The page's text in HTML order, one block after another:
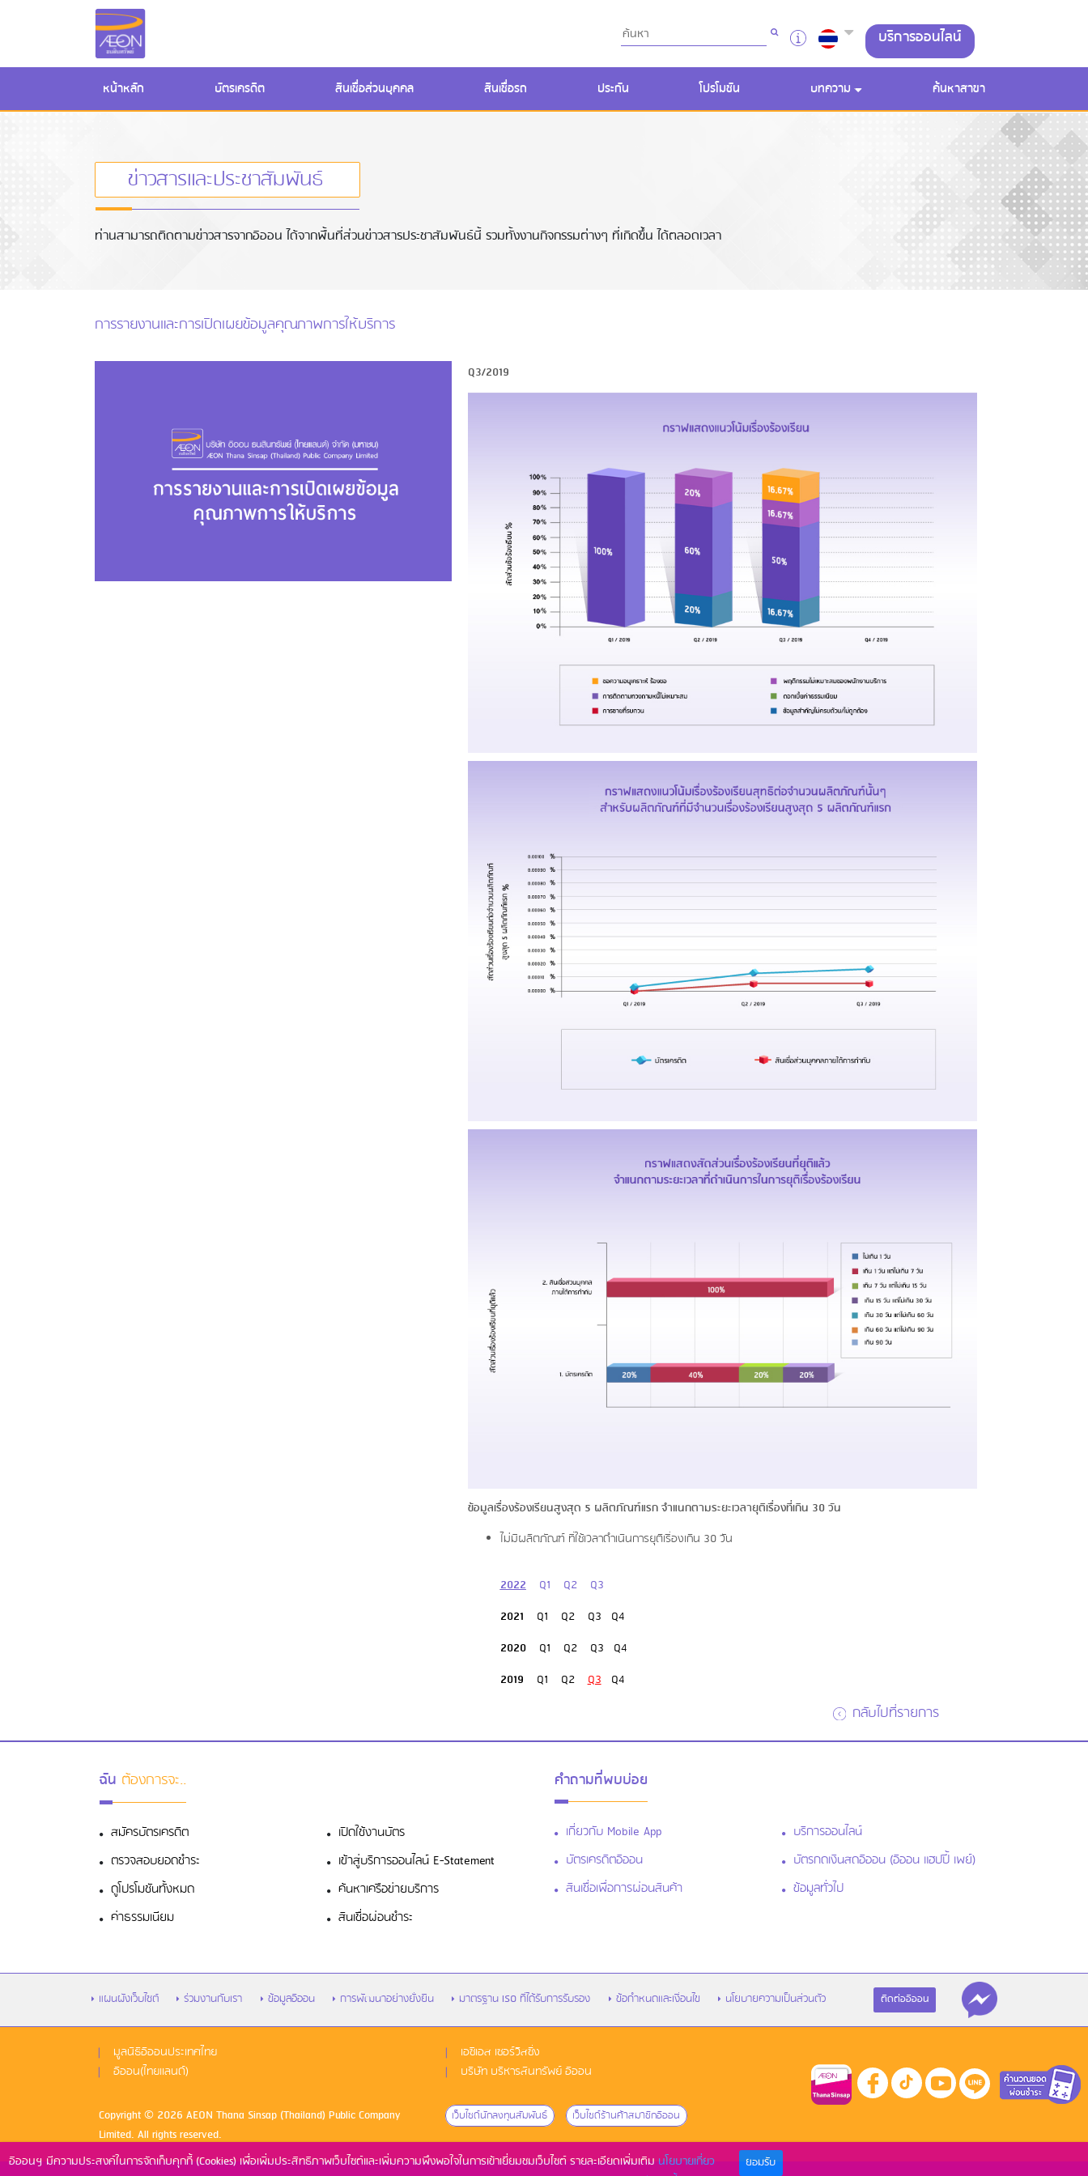
บริการออนไลน์
หน้าหลัก บัตรเครดิต สินเชื่อส่วนบุคคล สินเชื่อรถ ประกัน โปรโมชัน บทความ ค้นหาสาขา
ข่าวสารและประชาสัมพันธ์
ท่านสามารถติดตามข่าวสารจากอิออน ได้จากพื้นที่ส่วนข่าวสารประชาสัมพันธ์นี้ รวมทั้งงานกิจกรรมต่างๆ ที่เกิดขึ้น ได้ตลอดเวลา
การรายงานและการเปิดเผยข้อมูลคุณภาพการให้บริการ
Q3/2019
ข้อมูลเรื่องร้องเรียนสูงสุด 5 ผลิตภัณฑ์แรก จำแนกตามระยะเวลายุติเรื่องที่เกิน 30 วัน
ไม่มีผลิตภัณฑ์ ที่ใช้เวลาดำเนินการยุติเรื่องเกิน 30 วัน
2022 Q1 Q2 Q3
2021 Q1 Q2 Q3 Q4
2020 Q1 Q2 Q3 Q4
2019 Q1 Q2 Q3 Q4
กลับไปที่รายการ
อิออนฯ มีความประสงค์ในการจัดเก็บคุกกี้ (Cookies) เพื่อเพิ่มประสิทธิภาพเว็บไซต์และเพิ่มความพึงพอใจในการเข้าเยี่ยมชมเว็บไซต์ รายละเอียดเพิ่มเติม นโยบายเกี่ยว
ยอมรับ
ฉัน ต้องการจะ..
สมัครบัตรเครดิต
เปิดใช้งานบัตร
ตรวจสอบยอดชำระ
เข้าสู่บริการออนไลน์ E-Statement
ดูโปรโมชันทั้งหมด
ค้นหาเครือข่ายบริการ
ค่าธรรมเนียม
สินเชื่อผ่อนชำระ
คำถามที่พบบ่อย
เกี่ยวกับ Mobile App
บริการออนไลน์
บัตรเครดิตอิออน
บัตรกดเงินสดอิออน (อิออน แฮปปี้ เพย์)
สินเชื่อเพื่อการผ่อนสินค้า
ข้อมูลทั่วไป
แผนผังเว็บไซต์ ร่วมงานกับเรา ข้อมูลอิออน การพัฒนาอย่างยั่งยืน มาตรฐาน ISO ที่ได้รับการรับรอง ข้อกำหนดและเงื่อนไข นโยบายความเป็นส่วนตัว ติดต่ออิออน
มูลนิธิอิออนประเทศไทย
เอซีเอส เซอร์วิสซิ่ง
อิออน(ไทยแลนด์)
บริษัท บริหารสินทรัพย์ อิออน
Copyright © 2026 AEON Thana Sinsap (Thailand) Public Company
Limited. All rights reserved.
เว็บไซด์นักลงทุนสัมพันธ์ เว็บไซด์ร้านค้าสมาชิกอิออน